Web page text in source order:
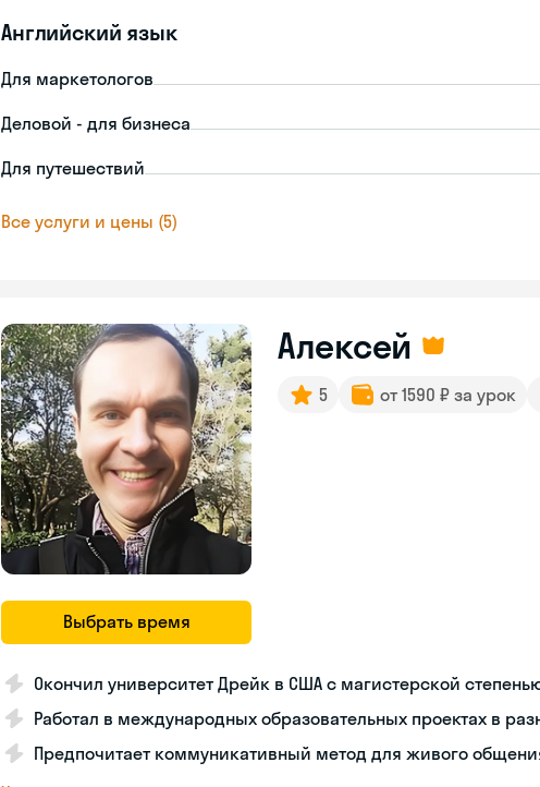
Английский язык
Для маркетологов
Деловой - для бизнеса
Для путешествий
Все услуги и цены (5)
Выбрать время
Алексей
5 от 1590 ₽ за урок
Окончил университет Дрейк в США с магистерской
Работал в международных образовательных проектах в
Предпочитает коммуникативный метод для живого